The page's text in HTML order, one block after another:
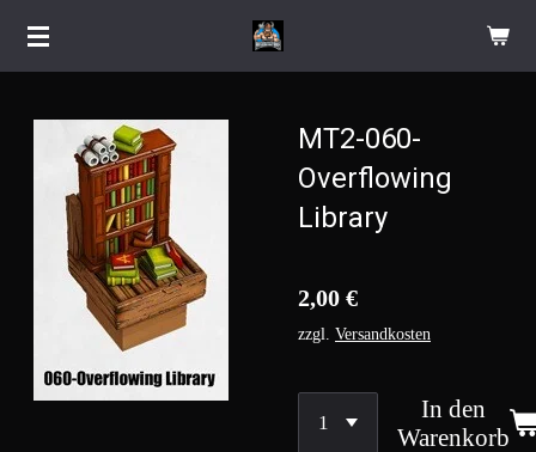
Zum
MT2-060-
Overflowing
Library
2,00 €
zzgl. Versandkosten
In den
Warenkorb